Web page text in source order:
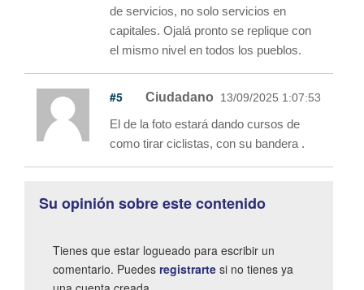
de servicios, no solo servicios en
capitales. Ojalá pronto se replique con
el mismo nivel en todos los pueblos.
#5 Ciudadano 13/09/2025 1:07:53
El de la foto estará dando cursos de
como tirar ciclistas, con su bandera .
Su opinión sobre este contenido
Tienes que estar logueado para escribir un
comentario. Puedes registrarte si no tienes ya